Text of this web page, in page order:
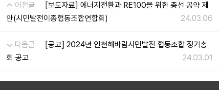
이전글
[보도자료] 에너지전환과 RE100을 위한 총선 공약 제
안(시민발전이종협동조합연합회)
24.03.06
다음글
[공고] 2024년 인천해바람시민발전 협동조합 정기총
회 공고
24.03.01